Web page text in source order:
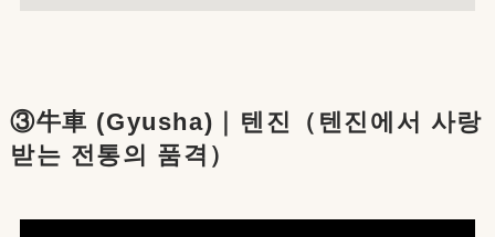
③牛車 (Gyusha)｜텐진（텐진에서 사랑
받는 전통의 품격）